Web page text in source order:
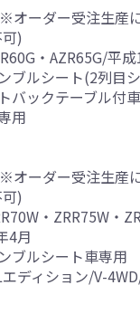
ーダー受注生産
)
・AZR65G/平
ブルシート(2列目
バックテーブル付
用
ーダー受注生産
)
・ZRR75W・
4月
ブルシート車専用
ディション/V-